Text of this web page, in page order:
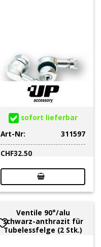
sofort lieferbar
Art-Nr:
311597
CHF32.50
Ventile 90°/alu
schwarz-anthrazit für
Tubelessfelge (2 Stk.)